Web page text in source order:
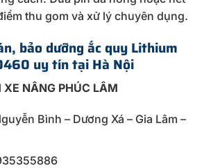
thu gom và xử lý chuyên dụng.
bảo dưỡng ắc quy Lithium
uy tín tại Hà Nội
NÂNG PHÚC LÂM
Bình – Dương Xá – Gia Lâm –